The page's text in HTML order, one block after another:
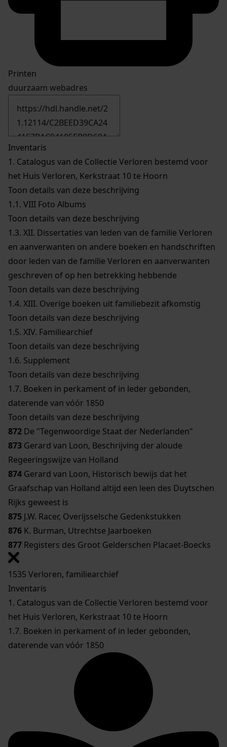
Printen
duurzaam webadres
Inventaris
1. Catalogus van de Collectie Verloren bestemd voor
het Huis Verloren, Kerkstraat 10 te Hoorn
Toon details van deze beschrijving
1.1. VIII Foto Albums
Toon details van deze beschrijving
1.3. XII. Dissertaties van leden van de familie Verloren
en aanverwanten on andere boeken en handschriften
door leden van de familie Verloren en aanverwanten
geschreven of op hen betrekking hebbende
Toon details van deze beschrijving
1.4. XIII. Overige boeken uit familiebezit afkomstig
Toon details van deze beschrijving
1.5. XIV. Familiearchief
Toon details van deze beschrijving
1.6. Supplement
Toon details van deze beschrijving
1.7. Boeken in perkament of in leder gebonden,
daterende van vóór 1850
Toon details van deze beschrijving
872 De "Tegenwoordige Staat der Nederlanden"
873 Gerard van Loon, Beschrijving der aloude
Regeeringswijze van Holland
874 Gerard van Loon, Historisch bewijs dat het
Graafschap van Holland altijd een leen des Duytschen
Rijks geweest is
875 J.W. Racer, Overijsselsche Gedenkstukken
876 K. Burman, Utrechtse Jaarboeken
877 Registers des Groot Gelderschen Placaet-Boecks
1535 Verloren, familiearchief
Inventaris
1. Catalogus van de Collectie Verloren bestemd voor
het Huis Verloren, Kerkstraat 10 te Hoorn
1.7. Boeken in perkament of in leder gebonden,
daterende van vóór 1850